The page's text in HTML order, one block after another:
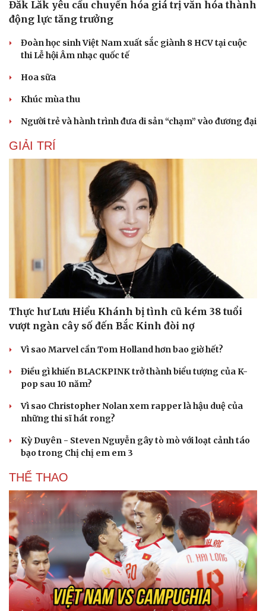
Podcast
Câu chuyện thời sự
Đọc truyện đêm khuya
Cửa sổ tình yêu
Kể chuyện cho bé
Hạt giống tâm hồn
Đắk Lắk yêu cầu chuyển hóa giá trị văn hóa thành
động lực tăng trưởng
Đoàn học sinh Việt Nam xuất sắc giành 8 HCV tại cuộc
thi Lễ hội Âm nhạc quốc tế
Hoa sữa
Khúc mùa thu
Người trẻ và hành trình đưa di sản “chạm” vào đương đại
GIẢI TRÍ
Thực hư Lưu Hiểu Khánh bị tình cũ kém 38 tuổi
vượt ngàn cây số đến Bắc Kinh đòi nợ
Vì sao Marvel cần Tom Holland hơn bao giờ hết?
Điều gì khiến BLACKPINK trở thành biểu tượng của K-
pop sau 10 năm?
Vì sao Christopher Nolan xem rapper là hậu duệ của
những thi sĩ hát rong?
Kỳ Duyên - Steven Nguyễn gây tò mò với loạt cảnh táo
bạo trong Chị chị em em 3
THỂ THAO